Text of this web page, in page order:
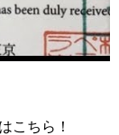
こちら！